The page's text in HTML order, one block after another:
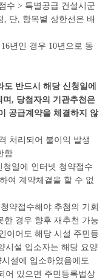
수 > 특별공급 건설시군
, 단, 항목별 상한선은 배
년인 경우 10년으로 동
반드시 해당 신청일에
, 당첨자의 기관추천은
공급계약을 체결하지 않
처리되어 불이익 발생
함
일에 인터넷 청약접수
여 계약체결을 할 수 없
약접수해야 추첨의 기회
한 경우 향후 재추천 가능
이어도 해당 시설 주민등
시설 입소자는 해당 요양
설에 입소하였음에도
어 있으면 주민등록법상